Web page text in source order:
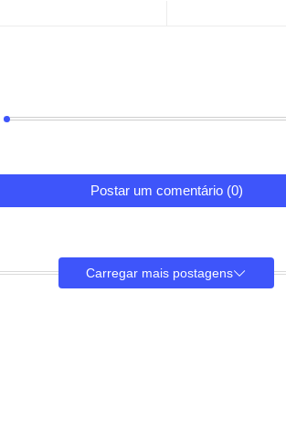
Postar um comentário (0)
Carregar mais postagens